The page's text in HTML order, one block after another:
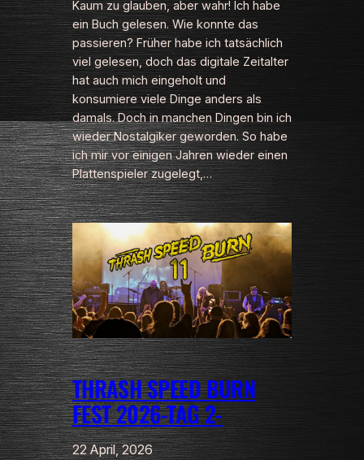
Kaum zu glauben, aber wahr! Ich habe
ein Buch gelesen. Wie konnte das
passieren? Früher habe ich tatsächlich
viel gelesen, doch das digitale Zeitalter
hat auch mich eingeholt und
konsumiere viele Dinge anders als
damals. Doch in manchen Dingen bin ich
wieder Nostalgiker geworden. So habe
ich mir vor einigen Jahren wieder einen
Plattenspieler zugelegt,…
THRASH SPEED BURN
FEST 2026-TAG 2-
22 April, 2026